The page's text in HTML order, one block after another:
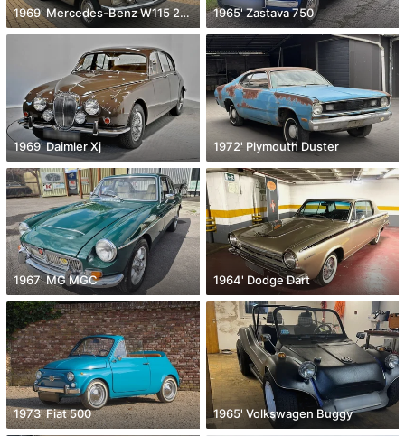
1969' Mercedes-Benz W115 200 1965' Zastava 750
1969' Daimler Xj 1972' Plymouth Duster
1967' MG MGC 1964' Dodge Dart
1973' Fiat 500 1965' Volkswagen Buggy